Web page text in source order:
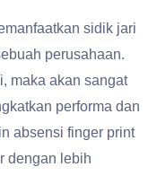
sidik jari
perusahaan.
maka akan sangat
performa dan
absensi finger print
dengan lebih